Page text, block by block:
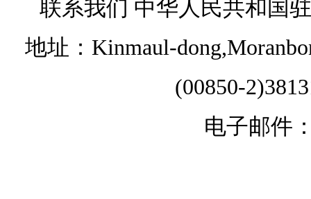
联系我们 中华人民共和国
地址：Kinmaul-
(00850-
电子邮件